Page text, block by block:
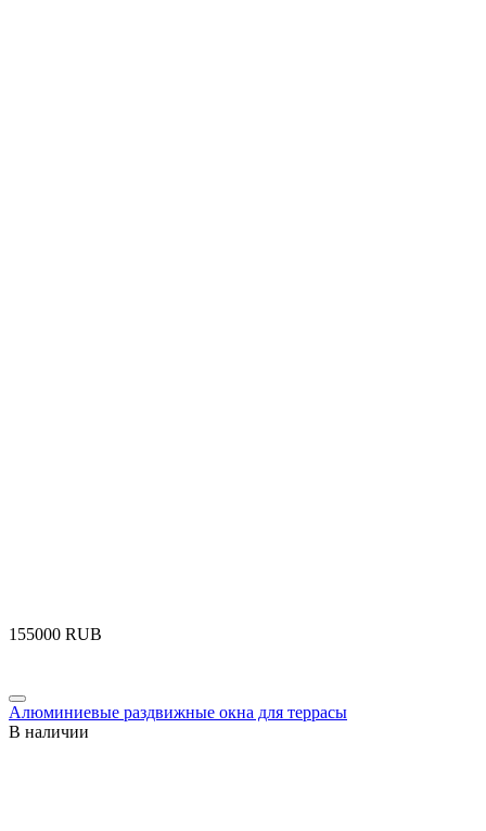
‍155000‍ RUB
Алюминиевые раздвижные окна для террасы
В наличии